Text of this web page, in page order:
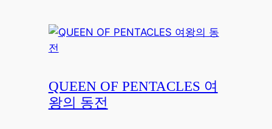
QUEEN OF PENTACLES 여
왕의 동전